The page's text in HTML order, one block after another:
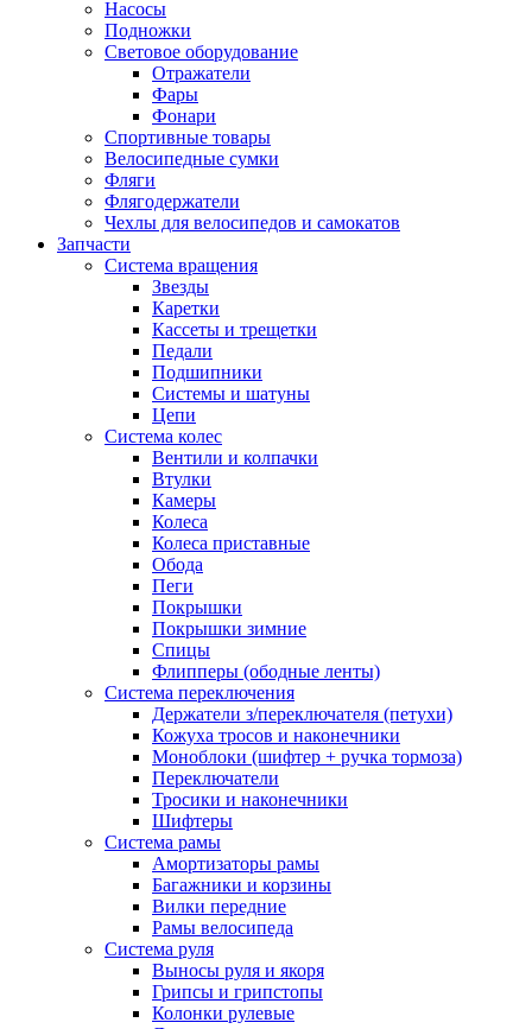
Насосы
Подножки
Световое оборудование
Отражатели
Фары
Фонари
Спортивные товары
Велосипедные сумки
Фляги
Флягодержатели
Чехлы для велосипедов и самокатов
Запчасти
Система вращения
Звезды
Каретки
Кассеты и трещетки
Педали
Подшипники
Системы и шатуны
Цепи
Система колес
Вентили и колпачки
Втулки
Камеры
Колеса
Колеса приставные
Обода
Пеги
Покрышки
Покрышки зимние
Спицы
Флипперы (ободные ленты)
Система переключения
Держатели з/переключателя (петухи)
Кожуха тросов и наконечники
Моноблоки (шифтер + ручка тормоза)
Переключатели
Тросики и наконечники
Шифтеры
Система рамы
Амортизаторы рамы
Багажники и корзины
Вилки передние
Рамы велосипеда
Система руля
Выносы руля и якоря
Грипсы и грипстопы
Колонки рулевые